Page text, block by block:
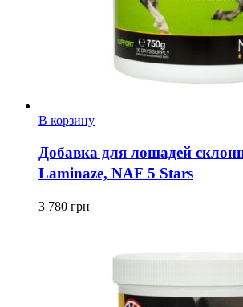
В корзину
Добавка для лошадей
Laminaze, NAF 5 Stars
3 780 грн